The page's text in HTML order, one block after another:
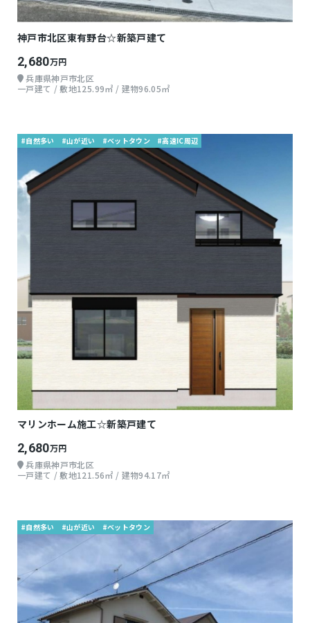
神戸市北区東有野台☆新築戸建て
2,680万円
兵庫県神戸市北区
一戸建て / 敷地125.99㎡ / 建物96.05㎡
#自然多い #山が近い #ベットタウン #高速IC周辺
マリンホーム施工☆新築戸建て
2,680万円
兵庫県神戸市北区
一戸建て / 敷地121.56㎡ / 建物94.17㎡
#自然多い #山が近い #ベットタウン